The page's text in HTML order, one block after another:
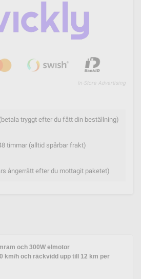
In-Store Advertising
tryggt efter du fått din beställning)
timmar (alltid spårbar frakt)
ångerrätt efter du mottagit paketet)
och 300W elmotor
km/h och räckvidd upp till 12 km per